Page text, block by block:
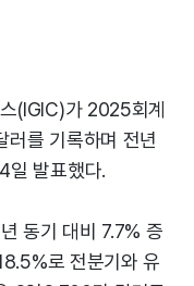
(IGIC)가 2025회계
를 기록하며 전년
일 발표했다.
동기 대비 7.7% 증
로 전분기와 유